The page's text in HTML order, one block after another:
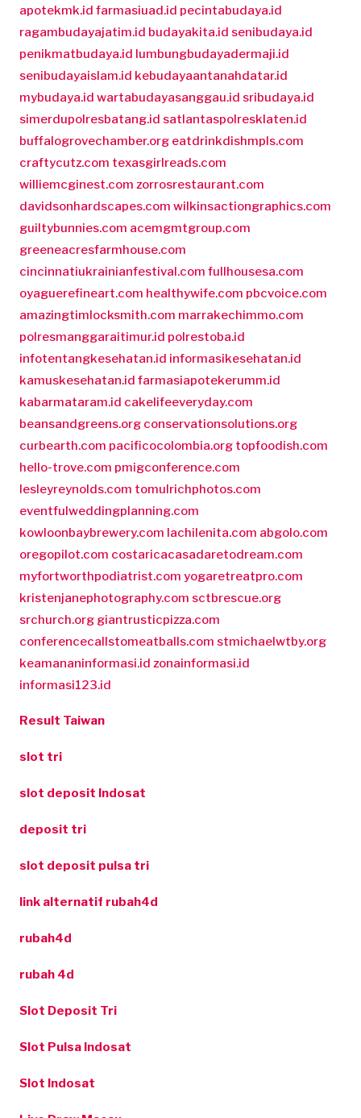
apotekmk.id farmasiuad.id pecintabudaya.id
ragambudayajatim.id budayakita.id senibudaya.id
penikmatbudaya.id lumbungbudayadermaji.id
senibudayaislam.id kebudayaantanahdatar.id
mybudaya.id wartabudayasanggau.id sribudaya.id
simerdupolresbatang.id satlantaspolresklaten.id
buffalogrovechamber.org eatdrinkdishmpls.com
craftycutz.com texasgirlreads.com
williemcginest.com zorrosrestaurant.com
davidsonhardscapes.com wilkinsactiongraphics.com
guiltybunnies.com acemgmtgroup.com
greeneacresfarmhouse.com
cincinnatiukrainianfestival.com fullhousesa.com
oyaguerefineart.com healthywife.com pbcvoice.com
amazingtimlocksmith.com marrakechimmo.com
polresmanggaraitimur.id polrestoba.id
infotentangkesehatan.id informasikesehatan.id
kamuskesehatan.id farmasiapotekerumm.id
kabarmataram.id cakelifeeveryday.com
beansandgreens.org conservationsolutions.org
curbearth.com pacificocolombia.org topfoodish.com
hello-trove.com pmigconference.com
lesleyreynolds.com tomulrichphotos.com
eventfulweddingplanning.com
kowloonbaybrewery.com lachilenita.com abgolo.com
oregopilot.com costaricacasadaretodream.com
myfortworthpodiatrist.com yogaretreatpro.com
kristenjanephotography.com sctbrescue.org
srchurch.org giantrusticpizza.com
conferencecallstomeatballs.com stmichaelwtby.org
keamananinformasi.id zonainformasi.id
informasi123.id
Result Taiwan
slot tri
slot deposit Indosat
deposit tri
slot deposit pulsa tri
link alternatif rubah4d
rubah4d
rubah 4d
Slot Deposit Tri
Slot Pulsa Indosat
Slot Indosat